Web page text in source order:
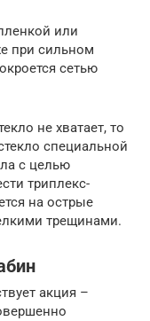
или
при сильном
сетью
не хватает, то
специальной
с целью
триплекс-
на острые
трещинами.
акция –